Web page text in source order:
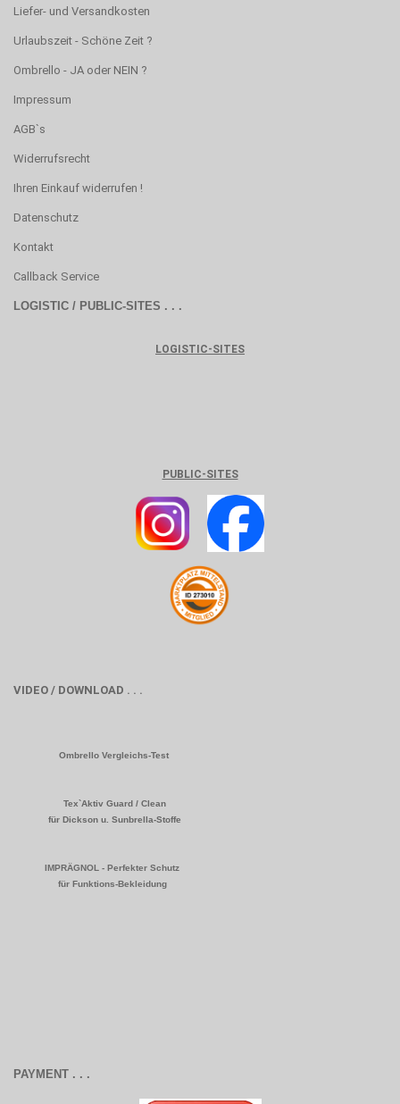
Liefer- und Versandkosten
Urlaubszeit - Schöne Zeit ?
Ombrello - JA oder NEIN ?
Impressum
AGB`s
Widerrufsrecht
Ihren Einkauf widerrufen !
Datenschutz
Kontakt
Callback Service
LOGISTIC / PUBLIC-SITES . . .
LOGISTIC-SITES
PUBLIC-SITES
VIDEO / DOWNLOAD . . .
Ombrello Vergleichs-Test
Tex`Aktiv Guard / Clean
für Dickson u. Sunbrella-Stoffe
IMPRÄGNOL - Perfekter Schutz
für Funktions-Bekleidung
PAYMENT . . .